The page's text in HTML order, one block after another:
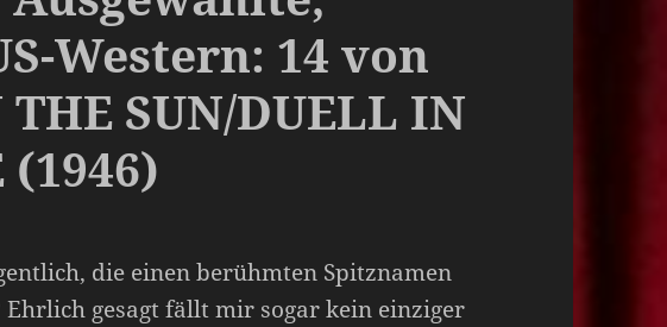
Western: 14 von
SUN/DUELL IN
(1946)
die einen berühmten Spitznamen
gesagt fällt mir sogar kein einziger